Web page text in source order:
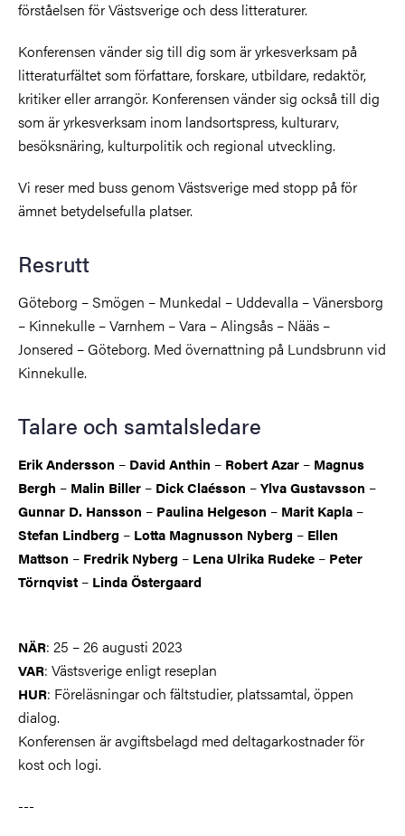
förståelsen för Västsverige och dess litteraturer.
Konferensen vänder sig till dig som är yrkesverksam på
litteraturfältet som författare, forskare, utbildare, redaktör,
kritiker eller arrangör. Konferensen vänder sig också till dig
som är yrkesverksam inom landsortspress, kulturarv,
besöksnäring, kulturpolitikoch regional utveckling.
Vi reser med buss genom Västsverige med stopp på för
ämnet betydelsefulla platser.
Resrutt
Göteborg – Smögen – Munkedal – Uddevalla – Vänersborg
– Kinnekulle – Varnhem – Vara – Alingsås – Nääs –
Jonsered – Göteborg. Med övernattning på Lundsbrunn vid
Kinnekulle.
Talare och samtalsledare
Erik Andersson – David Anthin – Robert Azar – Magnus
Bergh – Malin Biller – Dick Claésson –Ylva Gustavsson –
Gunnar D. Hansson – Paulina Helgeson – Marit Kapla –
Stefan Lindberg – Lotta Magnusson Nyberg – Ellen
Mattson – Fredrik Nyberg – Lena Ulrika Rudeke – Peter
Törnqvist – Linda Östergaard
NÄR: 25 – 26 augusti 2023
VAR: Västsverige enligt reseplan
HUR: Föreläsningar och fältstudier, platssamtal, öppen
dialog.
Konferensen är avgiftsbelagd med deltagarkostnader för
kost och logi.
---